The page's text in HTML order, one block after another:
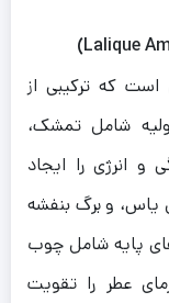
که ترکیبی از
شامل تمشک،
انرژی را ایجاد
یاس، و برگ بنفشه
پایه شامل چوب
عطر را تقویت